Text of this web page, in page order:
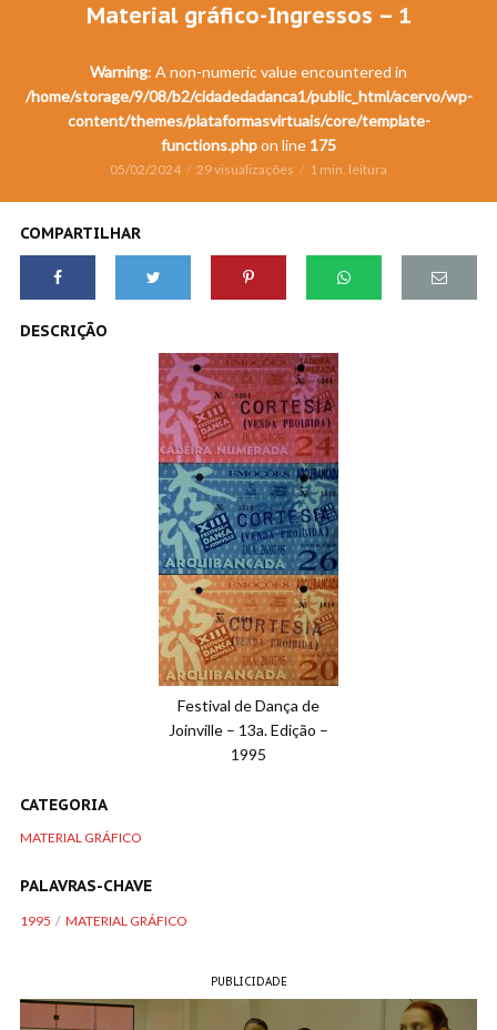
Material gráfico-Ingressos – 1
Warning: A non-numeric value encountered in
/home/storage/9/08/b2/cidadedadanca1/public_html/acervo/wp-
content/themes/plataformasvirtuais/core/template-
functions.phpon line 175
05/02/2024 29 visualizações 1 min. leitura
COMPARTILHAR
DESCRIÇÃO
Festival de Dança de
Joinville – 13a. Edição –
1995
CATEGORIA
MATERIAL GRÁFICO
PALAVRAS-CHAVE
1995 MATERIAL GRÁFICO
PUBLICIDADE